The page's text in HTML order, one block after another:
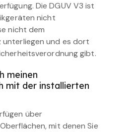
Die DGUV V3 ist
nicht
nicht dem
und es dort
gibt.
meinen
mit der installierten
über
mit denen Sie